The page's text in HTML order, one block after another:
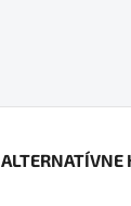
ALTERNATÍVNE